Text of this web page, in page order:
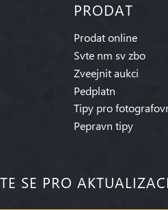
PRODAT
Prodat online
Svte nm sv zbo
Zveejnit aukci
Pedplatn
Tipy pro
Pepravn tipy
SE PRO